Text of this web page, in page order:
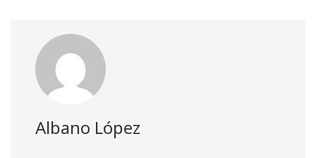
Albano López